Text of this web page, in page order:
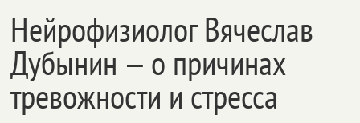
Нейрофизиолог Вячеслав
Дубынин — о причинах
тревожности и стресса